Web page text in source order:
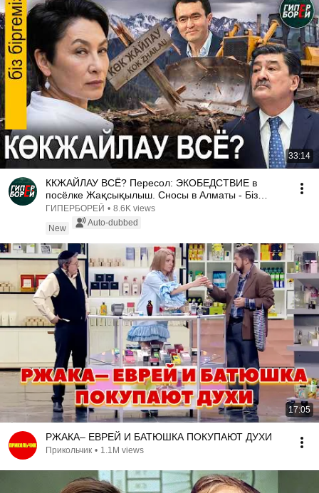
33:14
КӨКЖАЙЛАУ ВСЁ? Пересол: ЭКОБЕДСТВИЕ в
посёлке Жақсықылыш. Сносы в Алматы - Бiз
бiргемiз
ГИПЕРБОРЕЙ • 8.6K views
New
Auto-dubbed
17:05
РЖАКА– ЕВРЕЙ И БАТЮШКА ПОКУПАЮТ ДУХИ
Прикольчик • 1.1M views